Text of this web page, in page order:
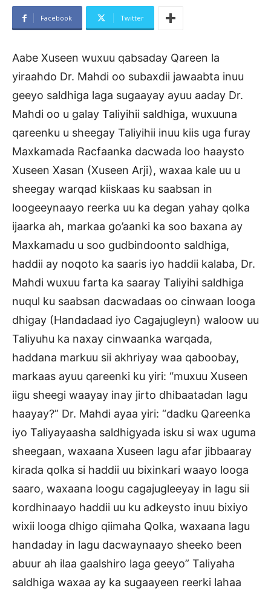
Facebook Twitter
Aabe Xuseen wuxuu qabsaday Qareen la
yiraahdo Dr. Mahdi oo subaxdii jawaabta inuu
geeyo saldhiga laga sugaayay ayuu aaday Dr.
Mahdi oo u galay Taliyihii saldhiga, wuxuuna
qareenku u sheegay Taliyihii inuu kiis uga furay
Maxkamada Racfaanka dacwada loo haaysto
Xuseen Xasan (Xuseen Arji), waxaa kale uu u
sheegay warqad kiiskaas ku saabsan in
loogeeynaayo reerka uu ka degan yahay qolka
ijaarka ah, markaa go’aanki ka soo baxana ay
Maxkamadu u soo gudbindoonto saldhiga,
haddii ay noqoto ka saaris iyo haddii kalaba, Dr.
Mahdi wuxuu farta ka saaray Taliyihi saldhiga
nuqul ku saabsan dacwadaas oo cinwaan looga
dhigay (Handadaad iyo Cagajugleyn) waloow uu
Taliyuhu ka naxay cinwaanka warqada,
haddana markuu sii akhriyay waa qaboobay,
markaas ayuu qareenki ku yiri: “muxuu Xuseen
iigu sheegi waayay inay jirto dhibaatadan lagu
haayay?” Dr. Mahdi ayaa yiri: “dadku Qareenka
iyo Taliyayaasha saldhigyada isku si wax uguma
sheegaan, waxaana Xuseen lagu afar jibbaaray
kirada qolka si haddii uu bixinkari waayo looga
saaro, waxaana loogu cagajugleeyay in lagu sii
kordhinaayo haddii uu ku adkeysto inuu bixiyo
wixii looga dhigo qiimaha Qolka, waxaana lagu
handaday in lagu dacwaynaayo sheeko been
abuur ah ilaa gaalshiro laga geeyo” Taliyaha
saldhiga waxaa ay ka sugaayeen reerki lahaa